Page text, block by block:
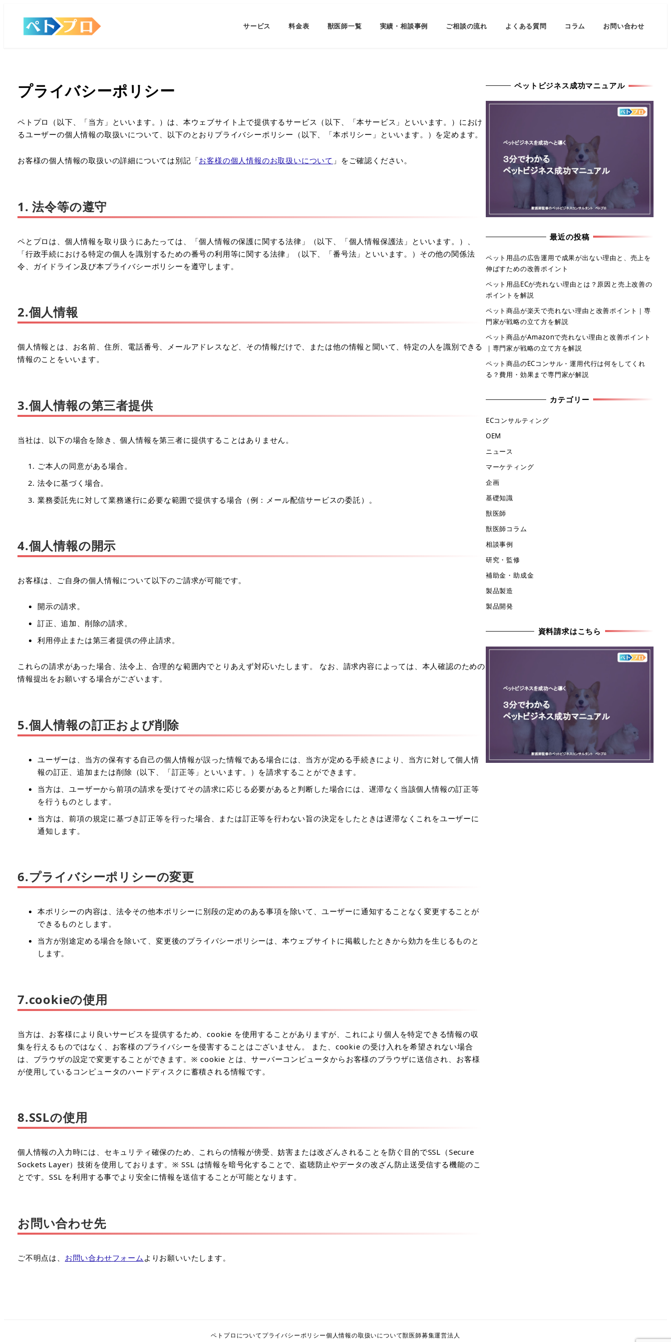
サービス 料金表 獣医師一覧 実績・相談事例 ご相談の流れ よくある質問 コラム お問い合わせ
プライバシーポリシー
ペトプロ（以下、「当方」といいます。）は、本ウェブサイト上で提供するサービス（以下、「本サービス」といいます。）におけ
るユーザーの個人情報の取扱いについて、以下のとおりプライバシーポリシー（以下、「本ポリシー」といいます。）を定めます。
お客様の個人情報の取扱いの詳細については別記「お客様の個人情報のお取扱いについて 」をご確認ください。
1. 法令等の遵守
ペとプロは、個人情報を取り扱うにあたっては、「個人情報の保護に関する法律」（以下、「個人情報保護法」といいます。）、
「行政手続における特定の個人を識別するための番号の利用等に関する法律」（以下、「番号法」といいます。）その他の関係法
令、ガイドライン及び本プライバシーポリシーを遵守します。
2.個人情報
個人情報とは、お名前、住所、電話番号、メールアドレスなど、その情報だけで、または他の情報と聞いて、特定の人を識別できる
情報のことをいいます。
3.個人情報の第三者提供
当社は、以下の場合を除き、個人情報を第三者に提供することはありません。
ご本人の同意がある場合。
法令に基づく場合。
業務委託先に対して業務遂行に必要な範囲で提供する場合（例：メール配信サービスの委託）。
4.個人情報の開示
お客様は、ご自身の個人情報について以下のご請求が可能です。
開示の請求。
訂正、追加、削除の請求。
利用停止または第三者提供の停止請求。
これらの請求があった場合、法令上、合理的な範囲内でとりあえず対応いたします。 なお、請求内容によっては、本人確認のための
情報提出をお願いする場合がございます。
5.個人情報の訂正および削除
ユーザーは、当方の保有する自己の個人情報が誤った情報である場合には、当方が定める手続きにより、当方に対して個人情
報の訂正、追加または削除（以下、「訂正等」といいます。）を請求することができます。
当方は、ユーザーから前項の請求を受けてその請求に応じる必要があると判断した場合には、遅滞なく当該個人情報の訂正等
を行うものとします。
当方は、前項の規定に基づき訂正等を行った場合、または訂正等を行わない旨の決定をしたときは遅滞なくこれをユーザーに
通知します。
6.プライバシーポリシーの変更
本ポリシーの内容は、法令その他本ポリシーに別段の定めのある事項を除いて、ユーザーに通知することなく変更することが
できるものとします。
当方が別途定める場合を除いて、変更後のプライバシーポリシーは、本ウェブサイトに掲載したときから効力を生じるものと
します。
7.cookieの使用
当方は、お客様により良いサービスを提供するため、cookie を使用することがありますが、これにより個人を特定できる情報の収
集を行えるものではなく、お客様のプライバシーを侵害することはございません。 また、cookie の受け入れを希望されない場合
は、ブラウザの設定で変更することができます。※ cookie とは、サーバーコンピュータからお客様のブラウザに送信され、お客様
が使用しているコンピュータのハードディスクに蓄積される情報です。
8.SSLの使用
個人情報の入力時には、セキュリティ確保のため、これらの情報が傍受、妨害または改ざんされることを防ぐ目的でSSL（Secure
Sockets Layer）技術を使用しております。※ SSL は情報を暗号化することで、盗聴防止やデータの改ざん防止送受信する機能のこ
とです。SSL を利用する事でより安全に情報を送信することが可能となります。
お問い合わせ先
ご不明点は、 お問い合わせフォーム よりお願いいたします。
ペットビジネス成功マニュアル
最近の投稿
ペット用品の広告運用で成果が出ない理由と、売上を
伸ばすための改善ポイント
ペット用品ECが売れない理由とは？原因と売上改善の
ポイントを解説
ペット商品が楽天で売れない理由と改善ポイント｜専
門家が戦略の立て方を解説
ペット商品がAmazonで売れない理由と改善ポイント
｜専門家が戦略の立て方を解説
ペット商品のECコンサル・運用代行は何をしてくれ
る？費用・効果まで専門家が解説
カテゴリー
ECコンサルティング
OEM
ニュース
マーケティング
企画
基礎知識
獣医師
獣医師コラム
相談事例
研究・監修
補助金・助成金
製品製造
製品開発
資料請求はこちら
ペトプロについてプライバシーポリシー個人情報の取扱いについて獣医師募集運営法人